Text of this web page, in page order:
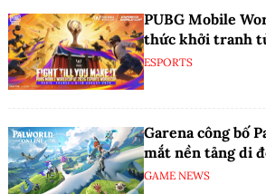
PUBG Mobile
thức khởi tranh
ESPORTS
Garena công bố
mắt nền tảng di
GAME NEWS